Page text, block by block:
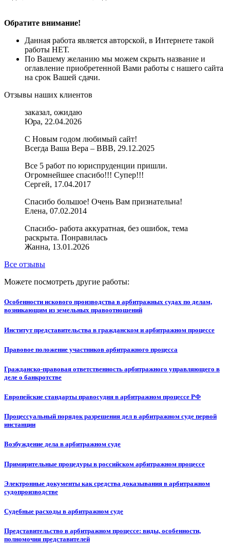
Обратите внимание!
Данная работа является авторской, в Интернете такой
работы НЕТ.
По Вашему желанию мы можем скрыть название и
оглавление приобретенной Вами работы с нашего сайта
на срок Вашей сдачи.
Отзывы наших клиентов
заказал, ожидаю
Юра, 22.04.2026
С Новым годом любимый сайт!
Всегда Ваша Вера – ВВВ, 29.12.2025
Все 5 работ по юриспруденции пришли.
Огромнейшее спасибо!!! Супер!!!
Сергей, 17.04.2017
Спасибо большое! Очень Вам признательна!
Елена, 07.02.2014
Спасибо- работа аккуратная, без ошибок, тема
раскрыта. Понравилась
Жанна, 13.01.2026
Все отзывы
Можете посмотреть другие работы:
Особенности искового производства в арбитражных судах по делам,
возникающим из земельных правоотношений
Институт представительства в гражданском и арбитражном процессе
Правовое положение участников арбитражного процесса
Гражданско-правовая ответственность арбитражного управляющего в
деле о банкротстве
Европейские стандарты правосудия в арбитражном процессе РФ
Процессуальный порядок разрешения дел в арбитражном суде первой
инстанции
Возбуждение дела в арбитражном суде
Примирительные процедуры в российском арбитражном процессе
Электронные документы как средства доказывания в арбитражном
судопроизводстве
Судебные расходы в арбитражном суде
Представительство в арбитражном процессе: виды, особенности,
полномочия представителей